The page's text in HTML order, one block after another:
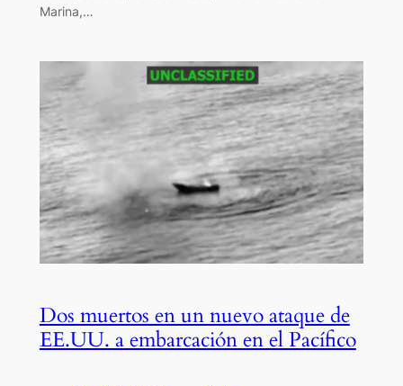
Marina,…
Dos muertos en un nuevo ataque de
EE.UU. a embarcación en el Pacífico